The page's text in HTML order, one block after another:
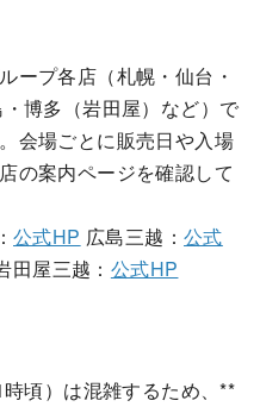
ープ各店（札幌・仙台・
博多（岩田屋）など）で
会場ごとに販売日や入場
の案内ページを確認して
公式HP 広島三越：公式
田屋三越： 公式HP
頃）は混雑するため、**